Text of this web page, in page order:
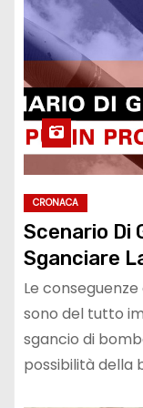
CRONACA
Scenario Di
Sganciare
Le
sono del tutto
sgancio di
possibilità della